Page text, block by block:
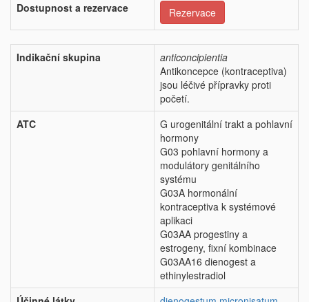
Dostupnost a rezervace
Rezervace
Indikační skupina
anticoncipientia
Antikoncepce (kontraceptiva)
jsou léčivé přípravky proti
početí.
ATC
G urogenitální trakt a pohlavní
hormony
G03 pohlavní hormony a
modulátory genitálního
systému
G03A hormonální
kontraceptiva k systémové
aplikaci
G03AA progestiny a
estrogeny, fixní kombinace
G03AA16 dienogest a
ethinylestradiol